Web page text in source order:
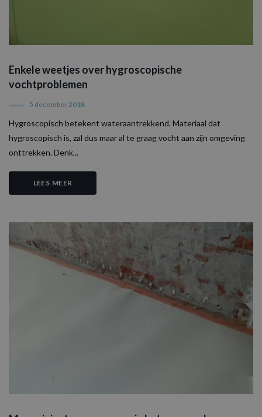
Enkele weetjes over hygroscopische
vochtproblemen
5 december 2018
Hygroscopisch betekent wateraantrekkend. Materiaal dat
hygroscopisch is, zal dus maar al te graag vocht aan zijn omgeving
onttrekken. Denk...
LEES MEER